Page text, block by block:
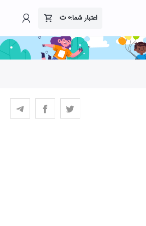
اعتبار شما:۰ت